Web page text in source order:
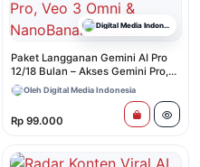
Digital Media Indonesia
Paket Langganan Gemini AI Pro
12/18 Bulan – Akses Gemini Pro,
Veo 3 Omni & NanoBanana Resmi
Oleh Digital Media Indonesia
Rp 99.000